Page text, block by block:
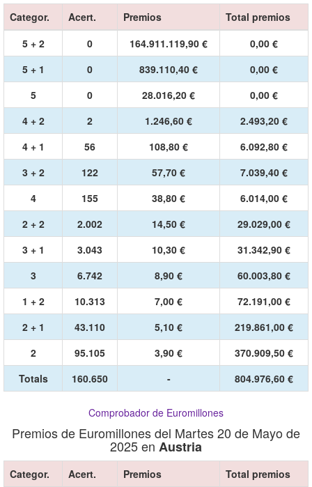
Categor. Acert. Premios
Total premios
5 + 2
0 164.911.119,90 €
0,00 €
5 + 1
0 839.110,40 €
0,00 €
5
0 28.016,20 €
0,00 €
4 + 2
2 1.246,60 €
2.493,20 €
4 + 1
56 108,80 €
6.092,80 €
3 + 2
122 57,70 €
7.039,40 €
4
155 38,80 €
6.014,00 €
2 + 2
2.002 14,50 €
29.029,00 €
3 + 1
3.043 10,30 €
31.342,90 €
3
6.742 8,90 €
60.003,80 €
1 + 2
10.313 7,00 €
72.191,00 €
2 + 1
43.110 5,10 €
219.861,00 €
2
95.105 3,90 €
370.909,50 €
Totals
160.650 - 804.976,60 €
Comprobador de Euromillones
Premios de Euromillones del Martes 20 de Mayo de
2025 en Austria
Categor. Acert. Premios
Total premios